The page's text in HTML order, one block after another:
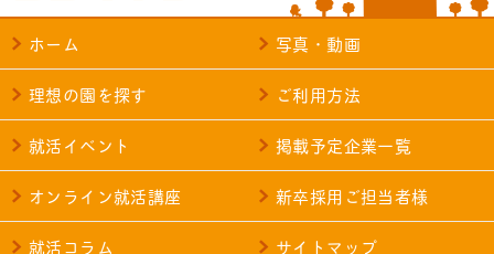
ホーム
理想の園を探す
就活イベント
オンライン就活講座
就活コラム
写真・動画
ご利用方法
掲載予定企業一覧
新卒採用ご担当者様
サイトマップ